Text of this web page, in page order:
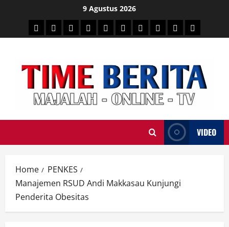
content
9 Agustus 2026
HEADLINE
PARESULSELBAR
POLITIKHUKRIMNASIONAL
PENKESSPORTAINMENT
DUNIAMEDSOS
VIDEO
Home
PENKES
Manajemen RSUD Andi Makkasau Kunjungi
Penderita Obesitas